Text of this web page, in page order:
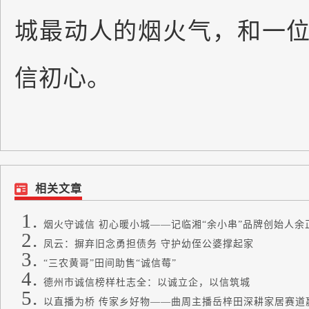
城最动人的烟火气，和一
信初心。
相关文章
烟火守诚信 初心暖小城——记临湘“余小串”品牌创始人余
凤云：摒弃旧念勇担债务 守护幼侄公婆撑起家
“三农黄哥”田间助售“诚信莓”
德州市诚信榜样杜志全：以诚立企，以信筑城
以直播为桥 传家乡好物——曲周主播岳梓田深耕家居赛道